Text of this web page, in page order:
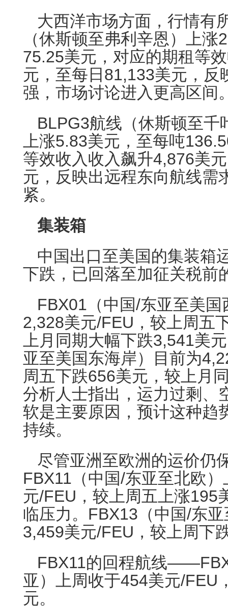
大西洋市场方面，行情有
（休斯顿至弗利辛恩）上
75.25美元，对应的期租等
元，至每日81,133美元，反
强，市场讨论进入更高区间
BLPG3航线（休斯顿至千
上涨5.83美元，至每吨
等效收入收入飙升4,876美
元，反映出远程东向航线需
紧。
集装箱
中国出口至美国的集装箱
下跌，已回落至加征关税前
FBX01（中国/东亚至美
2,328美元/FEU，较上周五
上月同期大幅下跌3,541美
亚至美国东海岸）目前为
周五下跌656美元，较上月
分析人士指出，运力过剩、
软是主要原因，预计这种趋
持续。
尽管亚洲至欧洲的运价仍
FBX11（中国/东亚至北欧
元/FEU，较上周五上涨195
临压力。FBX13（中国/东
3,459美元/FEU，较上周下
FBX11的回程航线
亚）上周收于454美元/FEU
元。